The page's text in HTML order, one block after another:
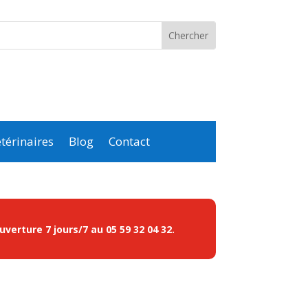
Blog Contact
7 jours/7 au 05 59 32 04 32.